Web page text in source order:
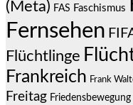
(Meta) FAS Faschismus
Fernsehen
Flüchtlinge
Frankreich Frank
Freitag Friedensbewegung